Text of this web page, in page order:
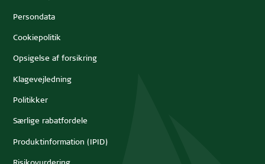
Persondata
Cookiepolitik
Opsigelse af forsikring
Klagevejledning
Politikker
Særlige rabatfordele
Produktinformation (IPID)